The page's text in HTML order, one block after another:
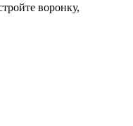
воронку,